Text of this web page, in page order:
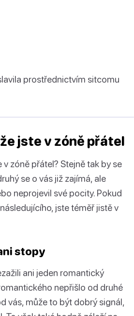
prostřednictvím sitcomu
jste v zóně přátel
v zóně přátel? Stejně tak by se
se o vás již zajímá, ale
neprojevil své pocity. Pokud
jste téměř jistě v
stopy
ani jeden romantický
nepřišlo od druhé
vás, může to být dobrý signál,